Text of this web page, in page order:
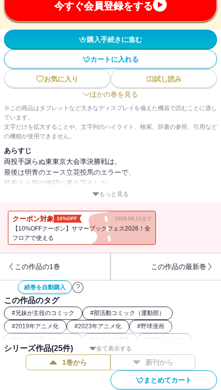
今すぐ会員登録をする
購入手続きに進む
カートに入れる
お気に入り
試し読み
ほかの巻を見る
※この商品はタブレットなど大きなディスプレイを備えた機器で読むことに適し
ています。
文字だけを拡大することや、文字列のハイライト、検索、辞書の参照、引用など
の機能が使用できません。
あらすじ
両投手譲らぬ東東京大会準決勝戦は、
最後は明青のエース立花投馬のエラーで、
延長１４回の激闘に幕を下ろした。
そして夏が終わり、再起を目指す明青野球部に、
更に、投馬の野球人生に関わる、
とある重要人物の存在が明らかに・・・
もっと見る
クーポン対象 10%OFF 2026.08.11まで
【10%OFFクーポン】サマーブックフェス2026！全
フロアで使える
この作品の1巻 この作品の最新巻
続巻を自動購入
この作品のタグ
#兄妹が主役のコミック #部活動コミック（運動部）
#2019年アニメ化 #2023年アニメ化 #野球漫画
# ロングセラーコミック # スポーツ漫画 # 兄弟コミック
#高校野球漫画
全て表示する
シリーズ作品(25件)
1巻から 新刊から
まとめてカート